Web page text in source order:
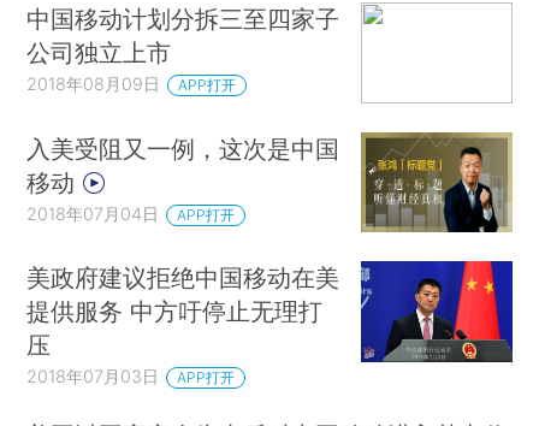
中国移动计划分拆三至四家子
公司独立上市
2018年08月09日 APP打开
入美受阻又一例，这次是中国
移动
2018年07月04日 APP打开
美政府建议拒绝中国移动在美
提供服务 中方吁停止无理打
压
2018年07月03日 APP打开